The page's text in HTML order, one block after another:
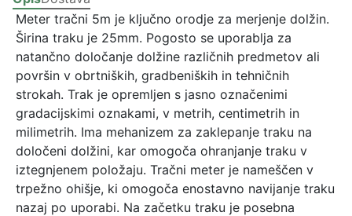
n
5
m
P
O
P
A
R
k
o
Meter tračni 5m je ključno orodje za merjenje dolžin.
Širina traku je 25mm. Pogosto se uporablja za
natančno določanje dolžine različnih predmetov ali
površin v obrtniških, gradbeniških in tehničnih
strokah. Trak je opremljen s jasno označenimi
gradacijskimi oznakami, v metrih, centimetrih in
milimetrih. Ima mehanizem za zaklepanje traku na
določeni dolžini, kar omogoča ohranjanje traku v
iztegnjenem položaju. Tračni meter je nameščen v
trpežno ohišje, ki omogoča enostavno navijanje traku
nazaj po uporabi. Na začetku traku je posebna